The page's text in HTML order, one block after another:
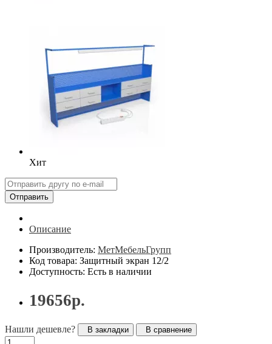
Хит
Отправить
Описание
Производитель: МетМебельГрупп
Код товара: Защитный экран 12/2
Доступность: Есть в наличии
19656р.
Нашли дешевле? В закладки В сравнение